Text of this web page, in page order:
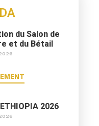
du Salon de
et du Bétail
2026